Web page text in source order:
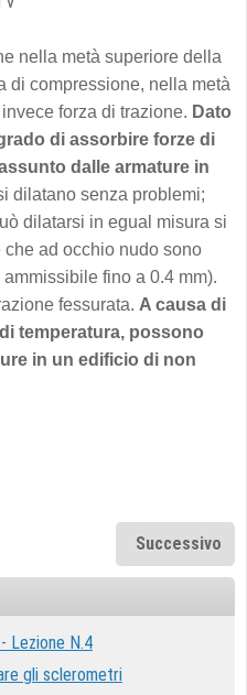
nella metà superiore della
di compressione, nella metà
forza di trazione. Dato
di assorbire forze di
dalle armature in
dilatano senza problemi;
dilatarsi in egual misura si
ad occhio nudo sono
fino a 0.4 mm).
fessurata. A causa di
temperatura, possono
in un edificio di non
Successivo
Lezione N.4
gli sclerometri